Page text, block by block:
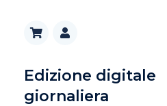
Edizione digitale
giornaliera